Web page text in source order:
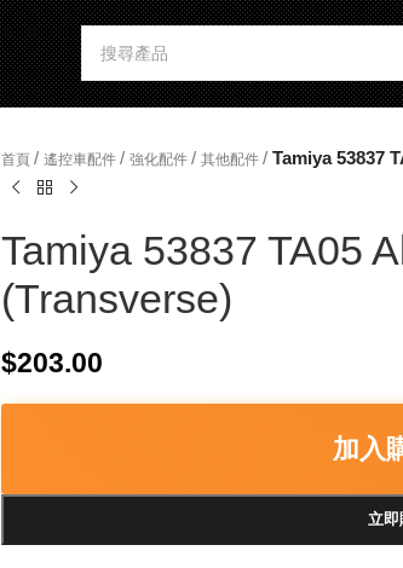
首頁 / 遙控車配件 / 強化配件 / 其他配件 / Tamiya 53837
Tamiya 53837 TA05
(Transverse)
$203.00
加入
立即